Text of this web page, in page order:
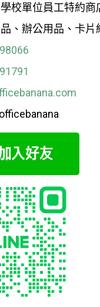
校單位員工特約商
、辦公用品、卡片